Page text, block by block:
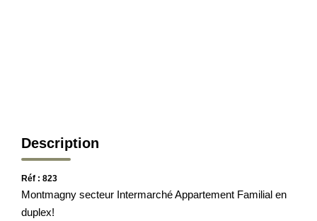
Description
Réf : 823
Montmagny secteur Intermarché Appartement Familial en
duplex!